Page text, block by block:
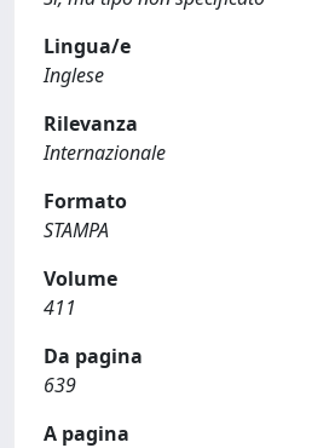
Lingua/e
Inglese
Rilevanza
Internazionale
Formato
STAMPA
Volume
411
Da pagina
639
A pagina